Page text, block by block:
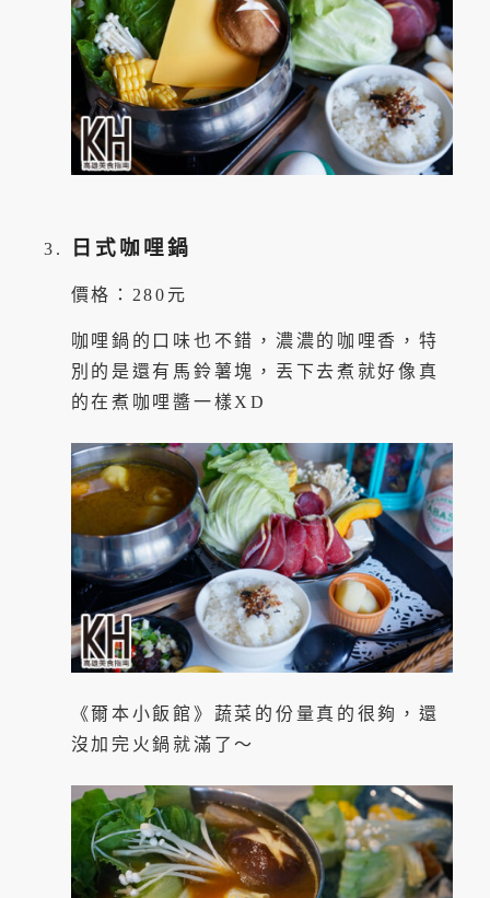
日式咖哩鍋
價格：280元
咖哩鍋的口味也不錯，濃濃的咖哩香，特
別的是還有馬鈴薯塊，丟下去煮就好像真
的在煮咖哩醬一樣XD
《爾本小飯館》蔬菜的份量真的很夠，還
沒加完火鍋就滿了～